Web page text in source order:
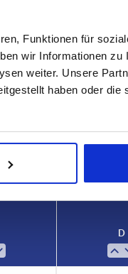
Funktionen für
wir Informationen zu
weiter. Unsere
haben oder die
D